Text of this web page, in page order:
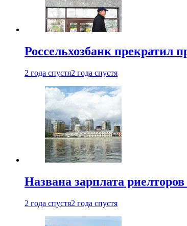
Россельхозбанк прекратил
2 года спустя2 года спустя
Названа зарплата
2 года спустя2 года спустя